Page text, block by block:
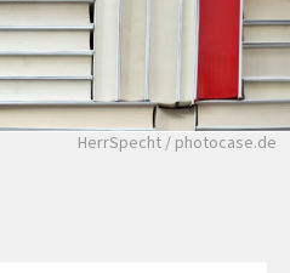
Bücher stehen in
HerrSpecht / photocase.de